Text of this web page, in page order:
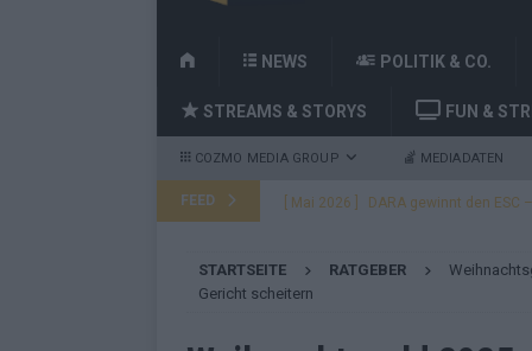
H
M
E
NEWS POLITIK & CO.
STREAMS & STORYS FUN &
COZMO MEDIA GROUP MEDIADATEN
FEED [ Mai 2026 ] DARA gewinnt den
[ Mai 2026 ] JJ, Lordi, Verka
STARTSEITE RATGEBER
Gericht scheitern